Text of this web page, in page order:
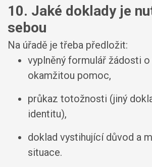
10. Jaké doklady je
sebou
Na úřadě je třeba předložit:
vyplněný formulář žádosti
okamžitou pomoc,
průkaz totožnosti (jiný
identitu),
doklad vystihující důvod a
situace.